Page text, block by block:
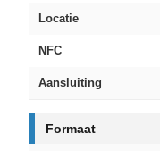
Locatie
NFC
Aansluiting
Formaat